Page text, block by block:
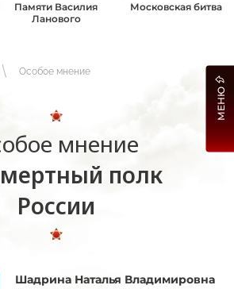
Памяти Василия
Ланового
Московская битва
Особое мнение
мнение
полк
России
Шадрина Наталья Владимировна
МЕНЮ